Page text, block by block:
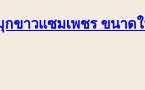
กขาวแซมเพชร ขนาด